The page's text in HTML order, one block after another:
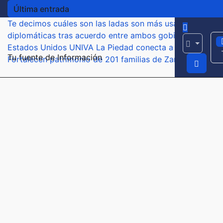
Última entrada
Te decimos cuáles son las ladas son más usadas para
diplomáticas tras acuerdo entre ambos gobiernos
Estados Unidos UNIVA La Piedad conecta a empresas
Fortalecen patrimonio de 201 familias de Zamora con
Tu fuente de Información